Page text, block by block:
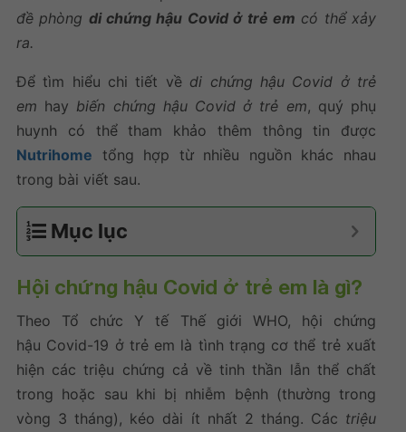
đề phòng di chứng hậu Covid ở trẻ em có thể xảy
ra.
Để tìm hiểu chi tiết về di chứng hậu Covid ở trẻ
em hay biến chứng hậu Covid ở trẻ em, quý phụ
huynh có thể tham khảo thêm thông tin được
Nutrihome tổng hợp từ nhiều nguồn khác nhau
trong bài viết sau.
Mục lục
Hội chứng hậu Covid ở trẻ em là gì?
Theo Tổ chức Y tế Thế giới WHO, hội chứng
hậu Covid-19 ở trẻ em là tình trạng cơ thể trẻ xuất
hiện các triệu chứng cả về tinh thần lẫn thể chất
trong hoặc sau khi bị nhiễm bệnh (thường trong
vòng 3 tháng), kéo dài ít nhất 2 tháng. Các triệu